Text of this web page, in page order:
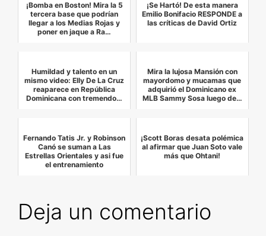
¡Bomba en Boston! Mira la 5
tercera base que podrían
llegar a los Medias Rojas y
poner en jaque a Ra…
¡Se Hartó! De esta manera
Emilio Bonifacio RESPONDE a
las críticas de David Ortiz
Humildad y talento en un
mismo video: Elly De La Cruz
reaparece en República
Dominicana con tremendo…
Mira la lujosa Mansión con
mayordomo y mucamas que
adquirió el Dominicano ex
MLB Sammy Sosa luego de…
Fernando Tatis Jr. y Robinson
Canó se suman a Las
Estrellas Orientales y asi fue
el entrenamiento
¡Scott Boras desata polémica
al afirmar que Juan Soto vale
más que Ohtani!
Deja un comentario